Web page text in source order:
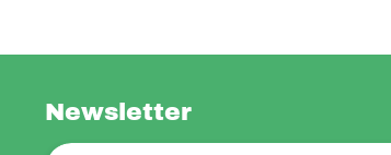
Newsletter